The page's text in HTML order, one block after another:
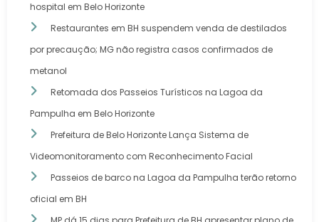
hospital em Belo Horizonte
Restaurantes em BH suspendem venda de destilados
por precaução; MG não registra casos confirmados de
metanol
Retomada dos Passeios Turísticos na Lagoa da
Pampulha em Belo Horizonte
Prefeitura de Belo Horizonte Lança Sistema de
Videomonitoramento com Reconhecimento Facial
Passeios de barco na Lagoa da Pampulha terão retorno
oficial em BH